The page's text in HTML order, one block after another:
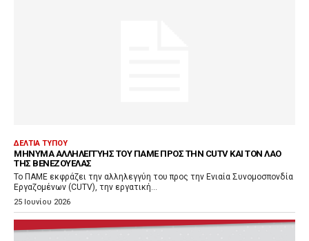
ΔΕΛΤΊΑ ΤΎΠΟΥ
ΜΉΝΥΜΑ ΑΛΛΗΛΕΓΓΎΗΣ ΤΟΥ ΠΑΜΕ ΠΡΟΣ ΤΗΝ CUTV ΚΑΙ ΤΟΝ ΛΑΌ
ΤΗΣ ΒΕΝΕΖΟΥΈΛΑΣ
Το ΠΑΜΕ εκφράζει την αλληλεγγύη του προς την Ενιαία Συνομοσπονδία
Εργαζομένων (CUTV), την εργατική...
25 Ιουνίου 2026